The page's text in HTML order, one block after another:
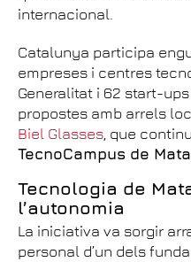
internacional.
Catalunya participa
empreses i centres
Generalitat i 62 start-
propostes amb arrels
Biel Glasses, que
TecnoCampus de
Tecnologia de
l’autonomia
La iniciativa va sorgir
personal d’un dels